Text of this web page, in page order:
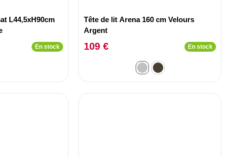
L44,5xH90cm
En stock
Tête de lit Arena 160 cm Velours
Argent
109 € En stock